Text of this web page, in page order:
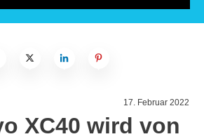
17. Februar 2022
XC40 wird von